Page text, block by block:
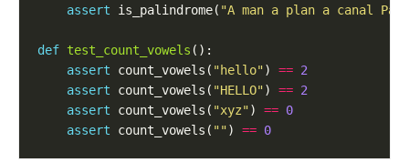
assert is_palindrome( "A man a plan a canal
def test_count_vowels
assert count_vowels( "hello") == 2
assert count_vowels( "HELLO") == 2
assert count_vowels( "xyz") == 0
assert count_vowels( "") == 0